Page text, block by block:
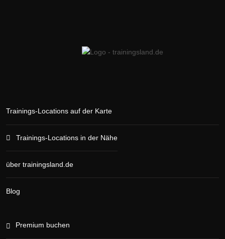
Trainings-Locations auf der Karte
Trainings-Locations in der Nähe
über trainingsland.de
Blog
Premium buchen